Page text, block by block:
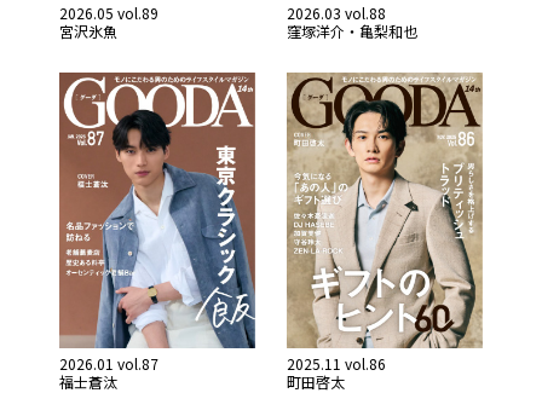
2026.05 vol.89
宮沢氷魚
2026.03 vol.88
窪塚洋介・亀梨和也
2026.01 vol.87
福士蒼汰
2025.11 vol.86
町田啓太